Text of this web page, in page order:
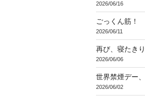
2026/06/16
ごっくん筋！
2026/06/11
再び、寝たき
2026/06/06
世界禁煙デー
2026/06/02